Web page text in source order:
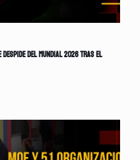
del Mundial 2026 tras el